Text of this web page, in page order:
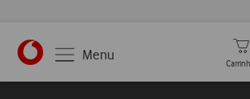
https://www.vodafone.pt
Menu